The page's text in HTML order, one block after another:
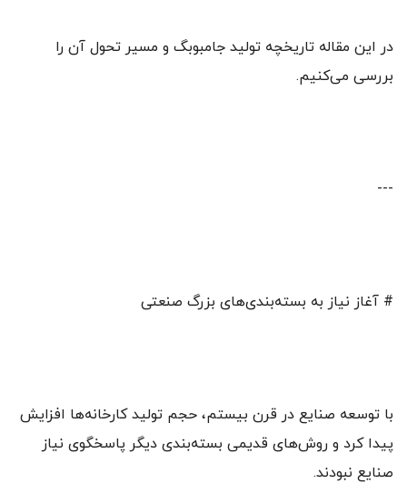
در این مقاله تاریخچه تولید جامبوبگ و مسیر تحول آن را
بررسی می‌کنیم.
---
# آغاز نیاز به بسته‌بندی‌های بزرگ صنعتی
با توسعه صنایع در قرن بیستم، حجم تولید کارخانه‌ها افزایش
پیدا کرد و روش‌های قدیمی بسته‌بندی دیگر پاسخگوی نیاز
صنایع نبودند.